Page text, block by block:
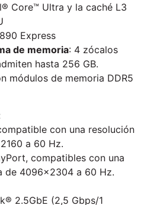
Core™ Ultra y la caché L3
Express
de memoria: 4 zócalos
hasta 256 GB.
módulos de memoria DDR5
con una resolución
a 60 Hz.
compatibles con una
de 4096×2304 a 60 Hz.
2.5GbE (2,5 Gbps/1